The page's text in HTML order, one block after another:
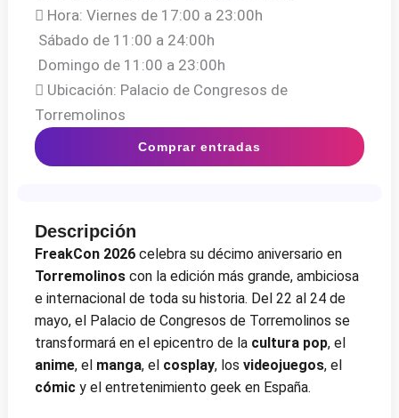
Hora: Viernes de 17:00 a 23:00h
Sábado de 11:00 a 24:00h
Domingo de 11:00 a 23:00h
Ubicación: Palacio de Congresos de
Torremolinos
Comprar entradas
Descripción
FreakCon 2026 celebra su décimo aniversario en
Torremolinos con la edición más grande, ambiciosa
e internacional de toda su historia. Del 22 al 24 de
mayo, el Palacio de Congresos de Torremolinos se
transformará en el epicentro de la cultura pop, el
anime, el manga, el cosplay, losvideojuegos, el
cómic y el entretenimiento geek en España.